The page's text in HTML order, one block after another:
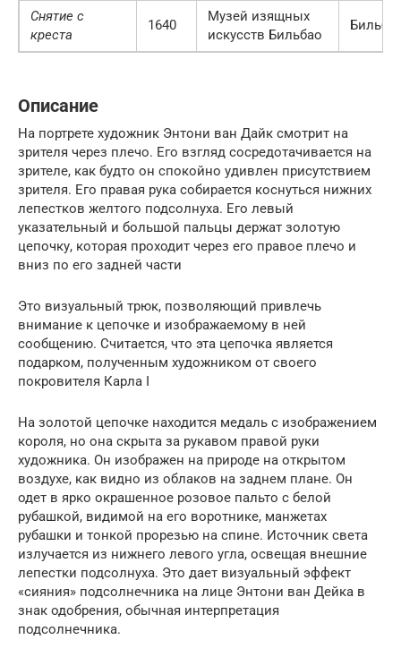
Снятие с
креста
1640
Музей изящных
искусств Бильбао
Описание
На портрете художник Энтони ван Дайк смотрит на
зрителя через плечо. Его взгляд сосредотачивается на
зрителе, как будто он спокойно удивлен присутствием
зрителя. Его правая рука собирается коснуться нижних
лепестков желтого подсолнуха. Его левый
указательный и большой пальцы держат золотую
цепочку, которая проходит через его правое плечо и
вниз по его задней части
Это визуальный трюк, позволяющий привлечь
внимание к цепочке и изображаемому в ней
сообщению. Считается, что эта цепочка является
подарком, полученным художником от своего
покровителя Карла I
На золотой цепочке находится медаль с изображением
короля, но она скрыта за рукавом правой руки
художника. Он изображен на природе на открытом
воздухе, как видно из облаков на заднем плане. Он
одет в ярко окрашенное розовое пальто с белой
рубашкой, видимой на его воротнике, манжетах
рубашки и тонкой прорезью на спине. Источник света
излучается из нижнего левого угла, освещая внешние
лепестки подсолнуха. Это дает визуальный эффект
«сияния» подсолнечника на лице Энтони ван Дейка в
знак одобрения, обычная интерпретация
подсолнечника.